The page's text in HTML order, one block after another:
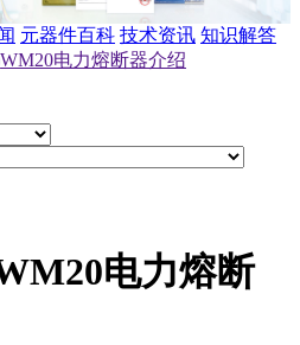
元器件百科 技术资讯 知识解答
电力熔断器介绍
电力熔断